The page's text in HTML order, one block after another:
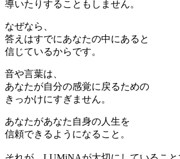
導いたりすることもしません。
なぜなら、
答えはすでにあなたの中にあると
信じているからです。
音や言葉は、
あなたが自分の感覚に戻るための
きっかけにすぎません。
あなたがあなた自身の人生を
信頼できるようになること。